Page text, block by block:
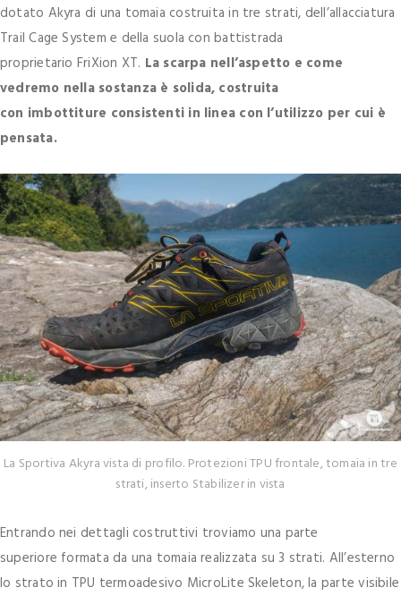
dotato Akyra di una tomaia costruita in tre strati, dell’allacciatura
Trail Cage System e della suola con battistrada
proprietario FriXion XT. La scarpa nell’aspetto e come
vedremo nella sostanza è solida, costruita
con imbottiture consistenti in linea con l’utilizzo per cui è
pensata.
La Sportiva Akyra vista di profilo. Protezioni TPU frontale, tomaia in tre
strati, inserto Stabilizer in vista
Entrando nei dettagli costruttivi troviamo una parte
superiore formata da una tomaia realizzata su 3 strati. All’esterno
lo strato in TPU termoadesivo MicroLite Skeleton, la parte visibile